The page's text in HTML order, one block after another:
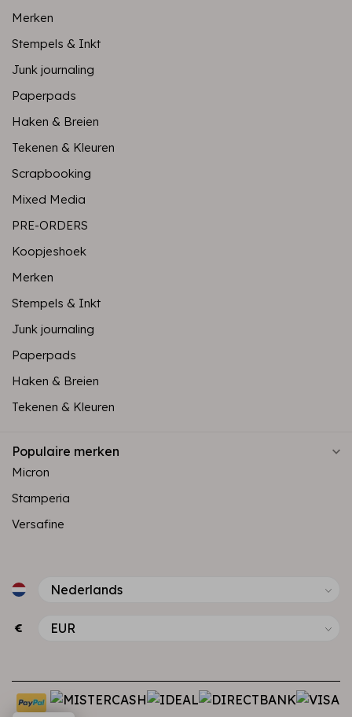
Merken
Stempels & Inkt
Junk journaling
Paperpads
Haken & Breien
Tekenen & Kleuren
Scrapbooking
Mixed Media
PRE-ORDERS
Koopjeshoek
Merken
Stempels & Inkt
Junk journaling
Paperpads
Haken & Breien
Tekenen & Kleuren
Populaire merken
Micron
Stamperia
Versafine
€